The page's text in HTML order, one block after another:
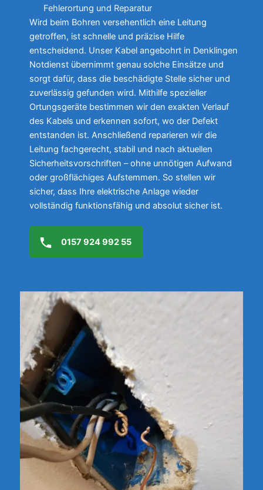
Fehlerortung und Reparatur
Wird beim Bohren versehentlich eine Leitung
getroffen, ist schnelle und präzise Hilfe
entscheidend. Unser Kabel angebohrt in Denklingen
Notdienst übernimmt genau solche Einsätze und
sorgt dafür, dass die beschädigte Stelle sicher und
zuverlässig gefunden wird. Mithilfe spezieller
Ortungsgeräte bestimmen wir den exakten Verlauf
des Kabels und erkennen sofort, wo der Defekt
entstanden ist. Anschließend reparieren wir die
Leitung fachgerecht, stabil und nach aktuellen
Sicherheitsvorschriften – ohne unnötigen Aufwand
oder großflächiges Aufstemmen. So stellen wir
sicher, dass Ihre elektrische Anlage wieder
vollständig funktionsfähig und absolut sicher ist.
0157 924 992 55